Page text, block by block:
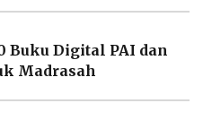
Buku Digital PAI dan
Madrasah